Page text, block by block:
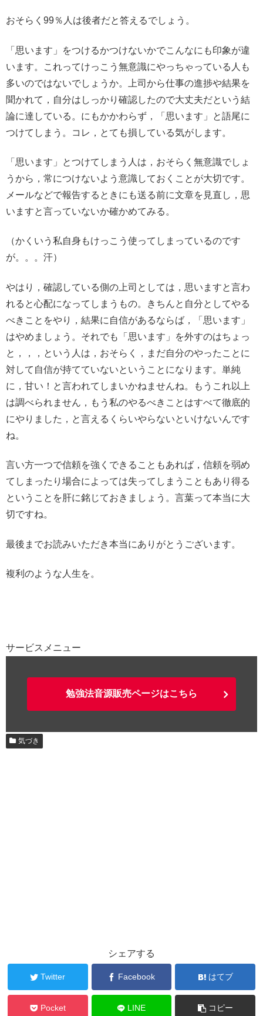
おそらく99％人は後者だと答えるでしょう。
「思います」をつけるかつけないかでこんなにも印象が違
います。これってけっこう無意識にやっちゃっている人も
多いのではないでしょうか。上司から仕事の進捗や結果を
聞かれて，自分はしっかり確認したので大丈夫だという結
論に達している。にもかかわらず，「思います」と語尾に
つけてしまう。コレ，とても損している気がします。
「思います」とつけてしまう人は，おそらく無意識でしょ
うから，常につけないよう意識しておくことが大切です。
メールなどで報告するときにも送る前に文章を見直し，思
いますと言っていないか確かめてみる。
（かくいう私自身もけっこう使ってしまっているのです
が。。。汗）
やはり，確認している側の上司としては，思いますと言わ
れると心配になってしまうもの。きちんと自分としてやる
べきことをやり，結果に自信があるならば，「思います」
はやめましょう。それでも「思います」を外すのはちょっ
と，，，という人は，おそらく，まだ自分のやったことに
対して自信が持てていないということになります。単純
に，甘い！と言われてしまいかねませんね。もうこれ以上
は調べられません，もう私のやるべきことはすべて徹底的
にやりました，と言えるくらいやらないといけないんです
ね。
言い方一つで信頼を強くできることもあれば，信頼を弱め
てしまったり場合によっては失ってしまうこともあり得る
ということを肝に銘じておきましょう。言葉って本当に大
切ですね。
最後までお読みいただき本当にありがとうございます。
複利のような人生を。
サービスメニュー
勉強法音源販売ページはこちら
気づき
シェアする
Twitter Facebook はてブ
Pocket LINE コピー